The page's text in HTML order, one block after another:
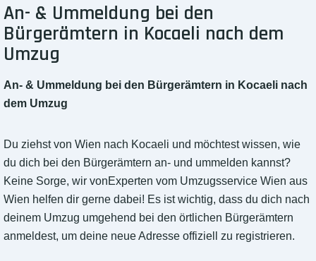
An- & Ummeldung bei den
Bürgerämtern in Kocaeli nach dem
Umzug
An- & Ummeldung bei den Bürgerämtern in Kocaeli nach
dem Umzug
Du ziehst von Wien nach Kocaeli und möchtest wissen, wie
du dich bei den Bürgerämtern an- und ummelden kannst?
Keine Sorge, wir vonExperten vom Umzugsservice Wien aus
Wien helfen dir gerne dabei! Es ist wichtig, dass du dich nach
deinem Umzug umgehend bei den örtlichen Bürgerämtern
anmeldest, um deine neue Adresse offiziell zu registrieren.